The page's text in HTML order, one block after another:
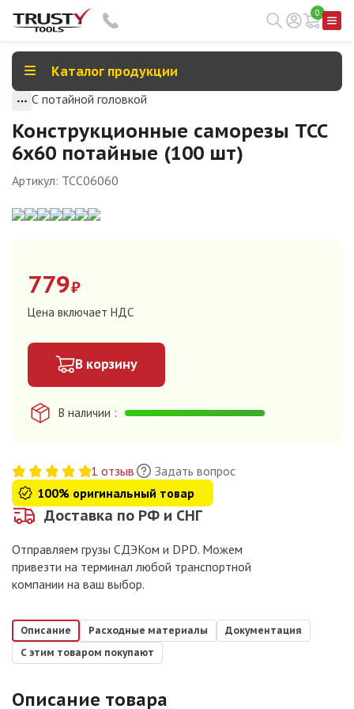
0
Каталог продукции
С потайной головкой
Конструкционные саморезы TCC
6х60 потайные (100 шт)
Артикул: TCC06060
779₽
Цена включает НДС
В корзину
В наличии
1 отзыв
Задать вопрос
100% оригинальный товар
Доставка по РФ и СНГ
Отправляем грузы СДЭКом и DPD. Можем
привезти на терминал любой транспортной
компании на ваш выбор.
Описание Расходные материалы
Документация
С этим товаром покупают
Описание товара